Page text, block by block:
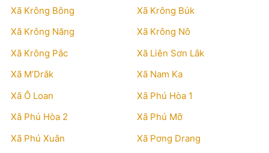
Xã Krông Bông
Xã Krông Búk
Xã Krông Năng
Xã Krông Nô
Xã Krông Pắc
Xã Liên Sơn Lắk
Xã M’Drắk
Xã Nam Ka
Xã Ô Loan
Xã Phú Hòa 1
Xã Phú Hòa 2
Xã Phú Mỡ
Xã Phú Xuân
Xã Pơng Drang